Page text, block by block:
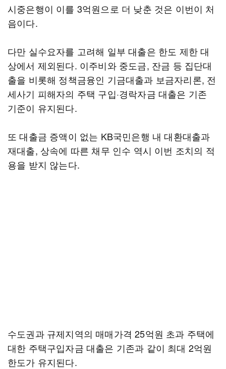
시중은행이 이를 3억원으로 더 낮춘 것은 이번이 처
음이다.
다만 실수요자를 고려해 일부 대출은 한도 제한 대
상에서 제외된다. 이주비와 중도금, 잔금 등 집단대
출을 비롯해 정책금융인 기금대출과 보금자리론, 전
세사기 피해자의 주택 구입·경락자금 대출은 기존
기준이 유지된다.
또 대출금 증액이 없는 KB국민은행 내 대환대출과
재대출, 상속에 따른 채무 인수 역시 이번 조치의 적
용을 받지 않는다.
수도권과 규제지역의 매매가격 25억원 초과 주택에
대한 주택구입자금 대출은 기존과 같이 최대 2억원
한도가 유지된다.